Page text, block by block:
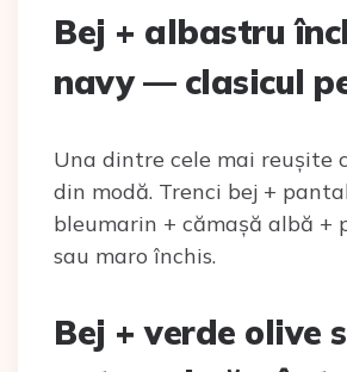
Bej + albastru
navy — clasicul
Una dintre cele mai reușite
din modă. Trenci bej +
bleumarin + cămașă albă +
sau maro închis.
Bej + verde olive